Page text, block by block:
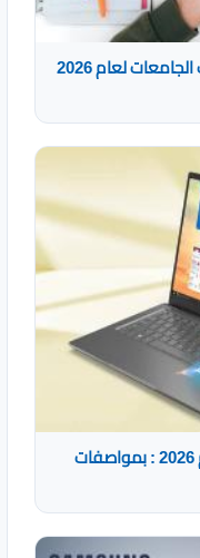
أفضل أجهزة اللاب توب للدراسة لطلاب الجامعات لعام 2026
أفضل أجهزة اللاب توب من Acer لعام 2026 : بمواصفات